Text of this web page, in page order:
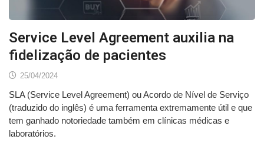
Service Level Agreement auxilia na
fidelização de pacientes
25/04/2024
SLA (Service Level Agreement) ou Acordo de Nível de Serviço
(traduzido do inglês) é uma ferramenta extremamente útil e que
tem ganhado notoriedade também em clínicas médicas e
laboratórios.